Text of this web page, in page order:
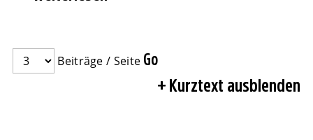
Beiträge / Seite
Kurztext ausblenden